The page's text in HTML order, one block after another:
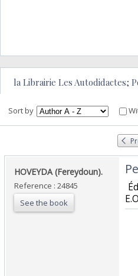
la Librairie Les Autodidactes;
Sort by
‎HOVEYDA (Fereydoun).‎
Reference : 24845
See the book